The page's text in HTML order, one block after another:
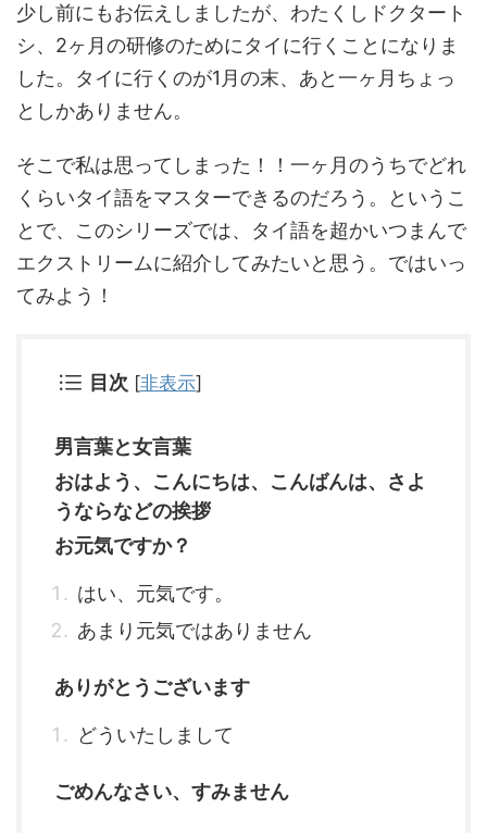
少し前にもお伝えしましたが、わたくしドクタート
シ、2ヶ月の研修のためにタイに行くことになりま
した。タイに行くのが1月の末、あと一ヶ月ちょっ
としかありません。
そこで私は思ってしまった！！一ヶ月のうちでどれ
くらいタイ語をマスターできるのだろう。というこ
とで、このシリーズでは、タイ語を超かいつまんで
エクストリームに紹介してみたいと思う。ではいっ
てみよう！
目次 [非表示]
男言葉と女言葉
おはよう、こんにちは、こんばんは、さよ
うならなどの挨拶
お元気ですか？
はい、元気です。
あまり元気ではありません
ありがとうございます
どういたしまして
ごめんなさい、すみません